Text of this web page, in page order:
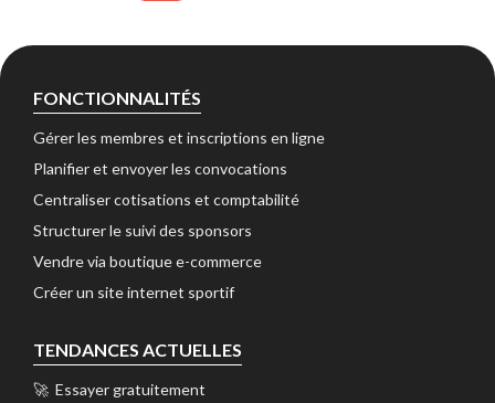
FONCTIONNALITÉS
Gérer les membres et inscriptions en ligne
Planifier et envoyer les convocations
Centraliser cotisations et comptabilité
Structurer le suivi des sponsors
Vendre via boutique e-commerce
Créer un site internet sportif
TENDANCES ACTUELLES
🚀 Essayer gratuitement